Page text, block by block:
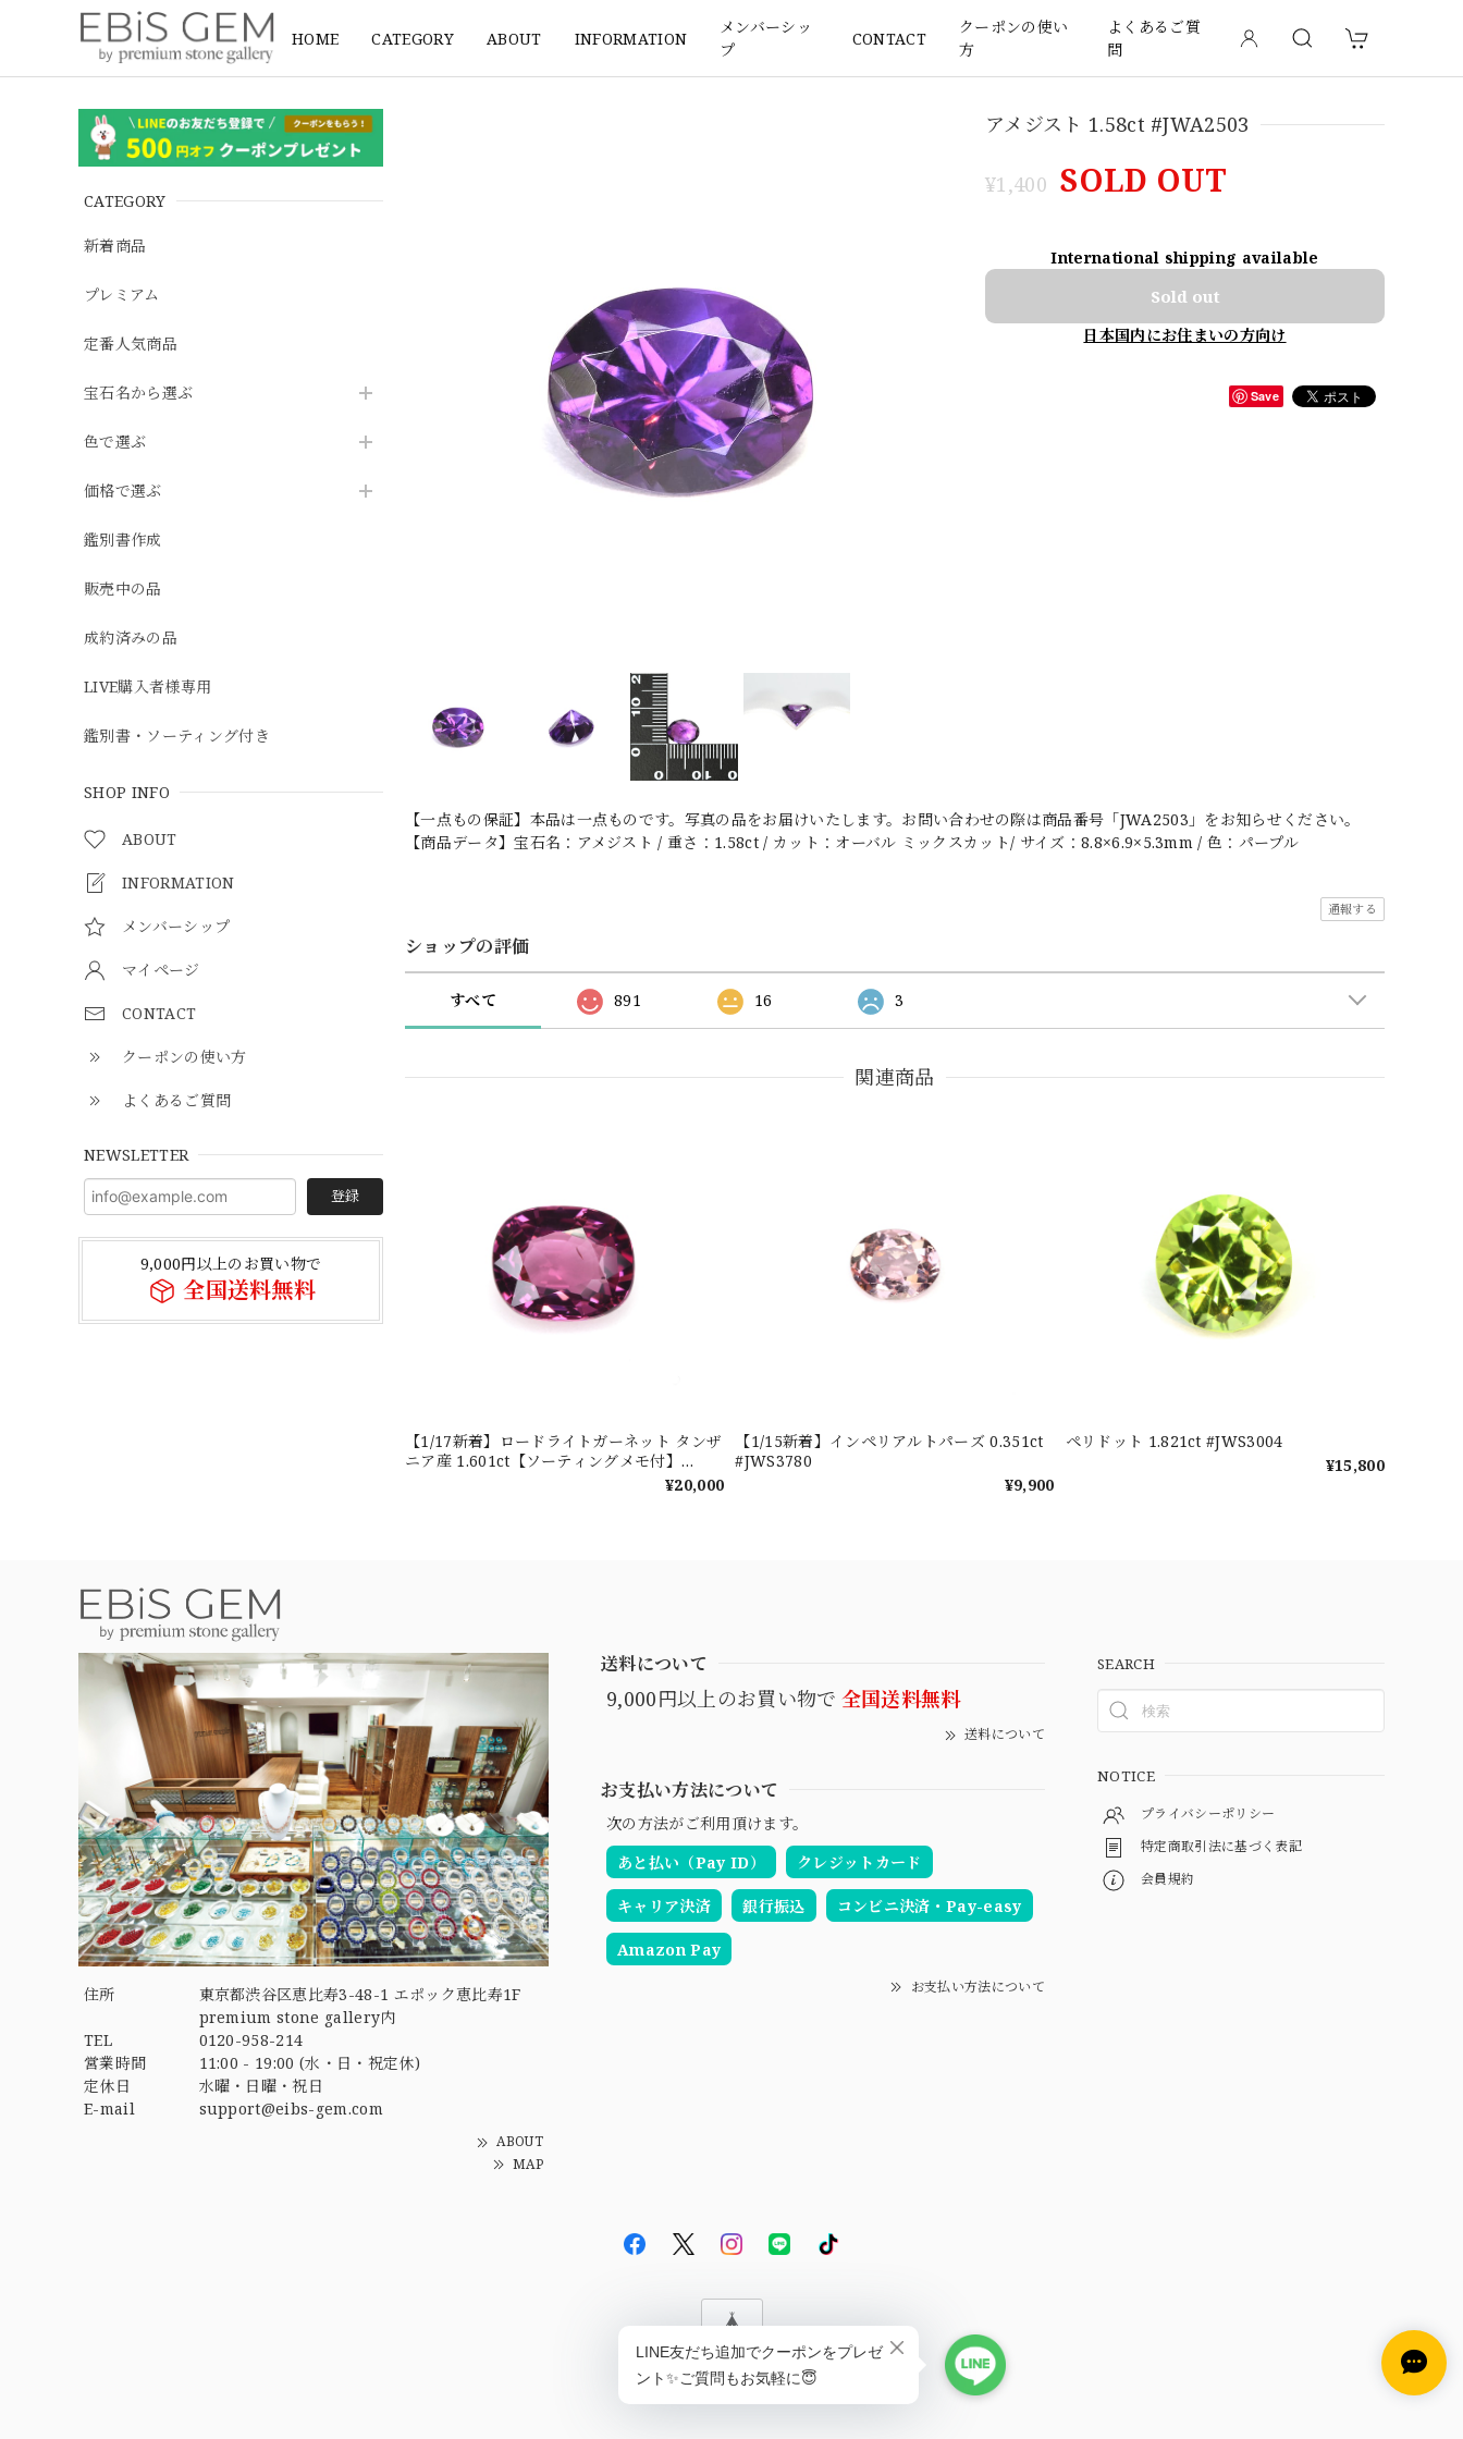
HOME CATEGORY ABOUT INFORMATION
メンバーシッ
プ
CONTACT
クーポンの使い
方
よくあるご質
問
CATEGORY
新着商品
プレミアム
定番人気商品
宝石名から選ぶ
色で選ぶ
価格で選ぶ
鑑別書作成
販売中の品
成約済みの品
LIVE購入者様専用
鑑別書・ソーティング付き
SHOP INFO
ABOUT
INFORMATION
メンバーシップ
マイページ
CONTACT
クーポンの使い方
よくあるご質問
NEWSLETTER
登録
9,000円以上のお買い物で
全国送料無料
アメジスト 1.58ct #JWA2503
¥1,400 SOLD OUT
International shipping available
Sold out
日本国内にお住まいの方向け
Save
【一点もの保証】本品は一点ものです。写真の品をお届けいたします。お問い合わせの際は商品番号「JWA2503」をお知らせください。
【商品データ】宝石名：アメジスト / 重さ：1.58ct / カット：オーバル ミックスカット/ サイズ：8.8×6.9×5.3mm / 色：パープル
通報する
ショップの評価
すべて 891 16 3
関連商品
【1/17新着】ロードライトガーネット タンザ
ニア産 1.601ct【ソーティングメモ付】
¥20,000
【1/15新着】インペリアルトパーズ 0.351ct
#JWS3780
¥9,900
ペリドット 1.821ct #JWS3004
¥15,800
住所
東京都渋谷区恵比寿3-48-1 エポック恵比寿1F
premium stone gallery内
TEL
0120-958-214
営業時間
11:00 - 19:00 (水・日・祝定休)
定休日
水曜・日曜・祝日
E-mail
support@eibs-gem.com
ABOUT
MAP
送料について
9,000円以上のお買い物で 全国送料無料
送料について
お支払い方法について
次の方法がご利用頂けます。
あと払い（Pay ID）
クレジットカード
キャリア決済 銀行振込 コンビニ決済・Pay-easy
Amazon Pay
お支払い方法について
SEARCH
NOTICE
プライバシーポリシー
特定商取引法に基づく表記
会員規約
© EBiS GEM